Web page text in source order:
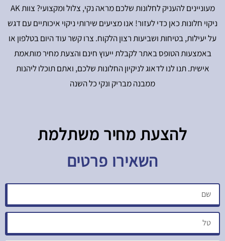
מעוניינים להעניק לחלונות שלכם מראה נקי, צלול ומקצועי? צוות AK
ניקוי חלונות כאן כדי לעזור! אנו מציעים שירותי ניקוי איכותיים עם דגש
על יעילות, בטיחות ושביעות רצון הלקוח. צרו קשר עוד היום בטלפון או
באמצעות הטופס באתר לקבלת ייעוץ חינם והצעת מחיר מותאמת
אישית. תנו לנו לדאוג לניקיון החלונות שלכם, ואתם תוכלו ליהנות
ממבנה מבריק ונקי כל השנה
להצעת מחיר משתלמת​
השאירו פרטים